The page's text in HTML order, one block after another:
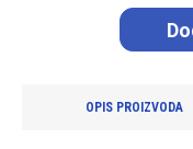
OPIS PROIZVODA